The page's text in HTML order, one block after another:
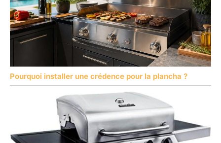
Pourquoi installer une crédence pour la plancha ?